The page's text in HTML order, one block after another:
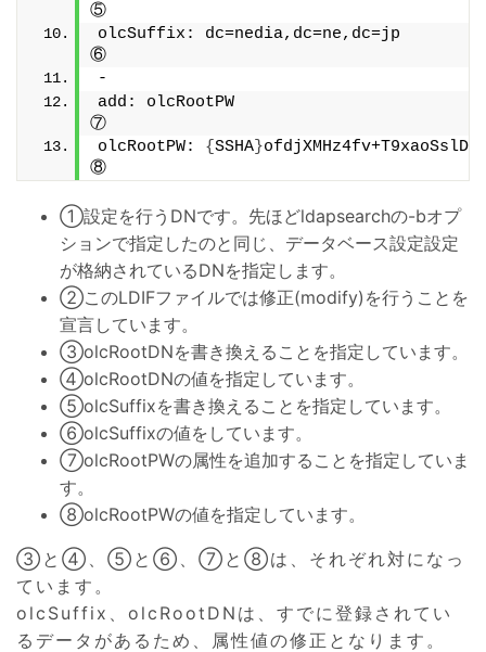
⑤
olcSuffix: dc=nedia,dc=ne,dc=jp
⑥
-
add: olcRootPW
⑦
olcRootPW: {SSHA}
⑧
①設定を行うDNです。先ほどldapsearchの-bオプ
ションで指定したのと同じ、データベース設定設定
が格納されているDNを指定します。
②このLDIFファイルでは修正(modify)を行うことを
宣言しています。
③olcRootDNを書き換えることを指定しています。
④olcRootDNの値を指定しています。
⑤olcSuffixを書き換えることを指定しています。
⑥olcSuffixの値をしています。
⑦olcRootPWの属性を追加することを指定していま
す。
⑧olcRootPWの値を指定しています。
③と④、⑤と⑥、⑦と⑧は、それぞれ対になっ
ています。
olcSuffix、olcRootDNは、すでに登録されてい
るデータがあるため、属性値の修正となります。